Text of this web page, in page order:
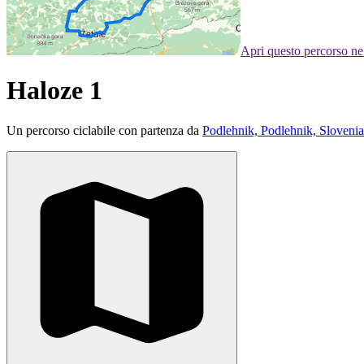
Apri questo percorso
Haloze 1
Un percorso ciclabile con partenza da Podlehnik, Podlehnik, Slovenia